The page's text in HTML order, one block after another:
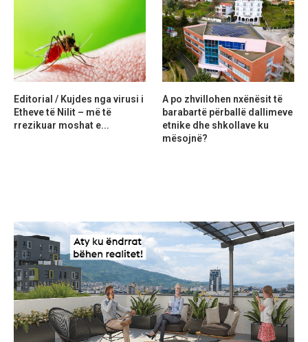
Editorial / Kujdes nga virusi i
Etheve të Nilit – më të
rrezikuar moshat e...
A po zhvillohen nxënësit të
barabartë përballë dallimeve
etnike dhe shkollave ku
mësojnë?